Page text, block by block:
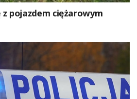
z pojazdem ciężarowym